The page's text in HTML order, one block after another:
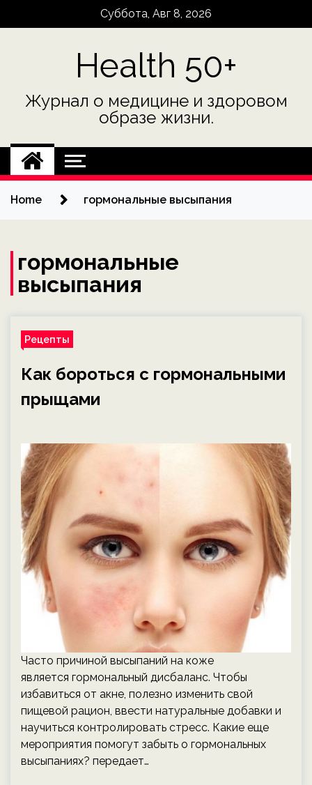
Суббота, Авг 8, 2026
Health 50+
Журнал о медицине и здоровом
образе жизни.
Home гормональные высыпания
гормональные
высыпания
Рецепты
Как бороться с гормональными
прыщами
Часто причиной высыпаний на коже
является гормональный дисбаланс. Чтобы
избавиться от акне, полезно изменить свой
пищевой рацион, ввести натуральные добавки и
научиться контролировать стресс. Какие еще
мероприятия помогут забыть о гормональных
высыпаниях? передает…